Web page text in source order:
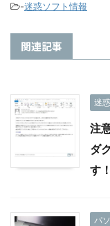
-迷惑ソフト情報
関連記事
迷
注
ダ
す
パ